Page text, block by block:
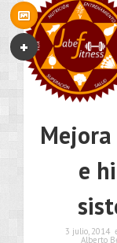
e
3 julio, 2014
Alberto